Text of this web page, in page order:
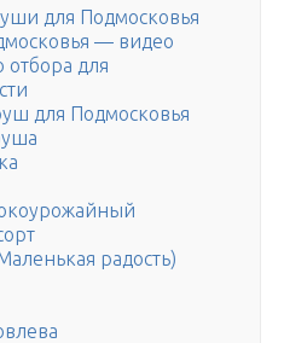
для Подмосковья
— видео
отбора для
для Подмосковья
радость)